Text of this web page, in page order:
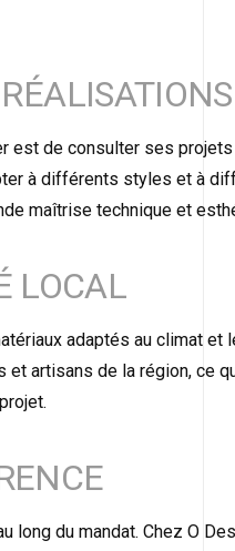
est de consulter ses
à différents styles et à
maîtrise technique et
LOCAL
adaptés au climat
et artisans de la région, ce
long du mandat. Chez O